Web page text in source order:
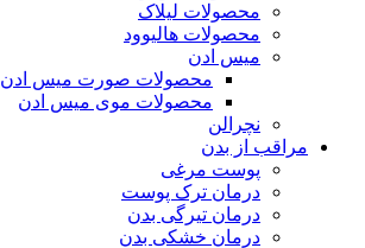
محصولات لیلاک
محصولات هالیوود
میس ادن
محصولات صورت میس ادن
محصولات موی میس ادن
نچرالن
مراقب از بدن
پوست مرغی
درمان ترک پوست
درمان تیرگی بدن
درمان خشکی بدن